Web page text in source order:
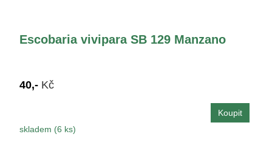
Escobaria vivipara SB 129 Manzano
40,- Kč
skladem (6 ks)